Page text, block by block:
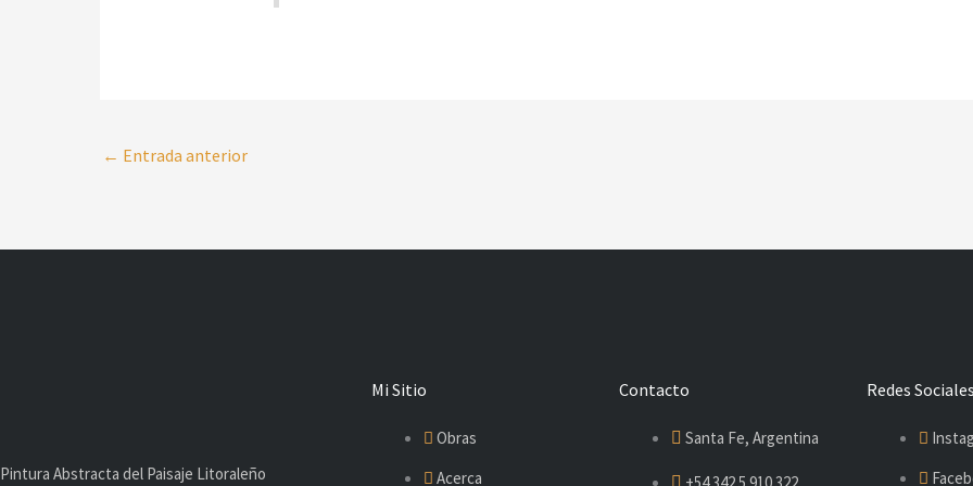
← Entrada anterior
Pintura Abstracta del Paisaje Litoraleño
Mi Sitio
Obras
Acerca
Contacto
Santa Fe, Argentina
+54 342 5 910 322
Redes Sociales